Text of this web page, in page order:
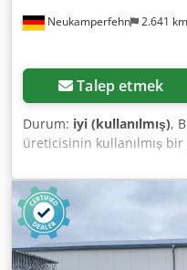
Neukamperfehn 2.641 km
Talep etmek
Durum: iyi (kullanılmış),
üreticisinin kullanılmış bir
Palet raf standının teknik
Teslimata dahil: 01x palet
rengi: krem beyaz
ve çapraz destekler, taban
monte edilmiştir ( vidalı
mm derinlik Dedpfxegzg